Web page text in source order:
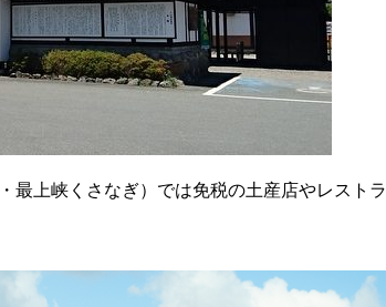
最上峡くさなぎ）では免税の土産店やレストラ